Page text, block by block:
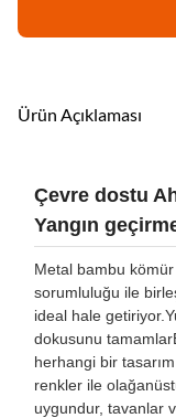
Ürün Açıklaması
Çevre dostu
Yangın
Metal bambu
sorumluluğu ile
ideal hale
dokusunu
herhangi bir
renkler ile
uygundur, tavanlar